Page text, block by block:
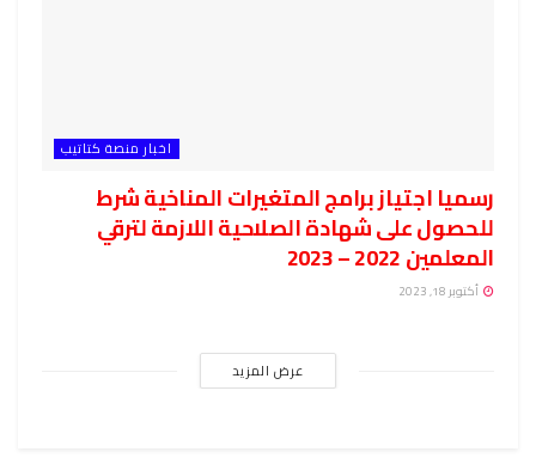
اخبار منصة كتاتيب
رسميا اجتياز برامج المتغيرات المناخية شرط
للحصول على شهادة الصلاحية اللازمة لترقي
المعلمين 2022 – 2023
أكتوبر 18, 2023
عرض المزيد